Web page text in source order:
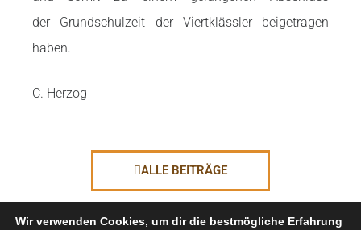
der Grundschulzeit der Viertklässler beigetragen
haben.
C. Herzog
ALLE BEITRÄGE
Wir verwenden Cookies, um dir die bestmögliche Erfahrung